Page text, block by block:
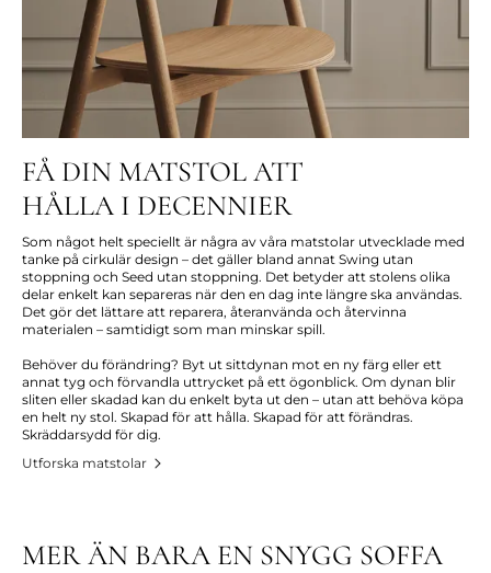
FÅ DIN MATSTOL ATT
HÅLLA I DECENNIER
Som något helt speciellt är några av våra matstolar utvecklade med
tanke på cirkulär design – det gäller bland annat Swing utan
stoppning och Seed utan stoppning. Det betyder att stolens olika
delar enkelt kan separeras när den en dag inte längre ska användas.
Det gör det lättare att reparera, återanvända och återvinna
materialen – samtidigt som man minskar spill.
Behöver du förändring? Byt ut sittdynan mot en ny färg eller ett
annat tyg och förvandla uttrycket på ett ögonblick. Om dynan blir
sliten eller skadad kan du enkelt byta ut den – utan att behöva köpa
en helt ny stol. Skapad för att hålla. Skapad för att förändras.
Skräddarsydd för dig.
Utforska matstolar
MER ÄN BARA EN SNYGG SOFFA